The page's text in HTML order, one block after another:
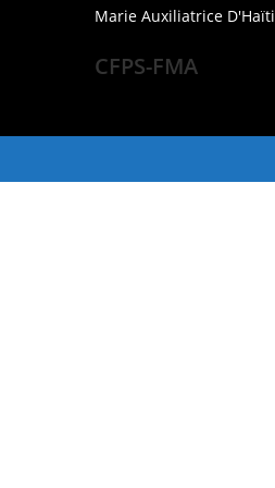
Marie Auxiliatrice D'Haïti
CFPS-FMA